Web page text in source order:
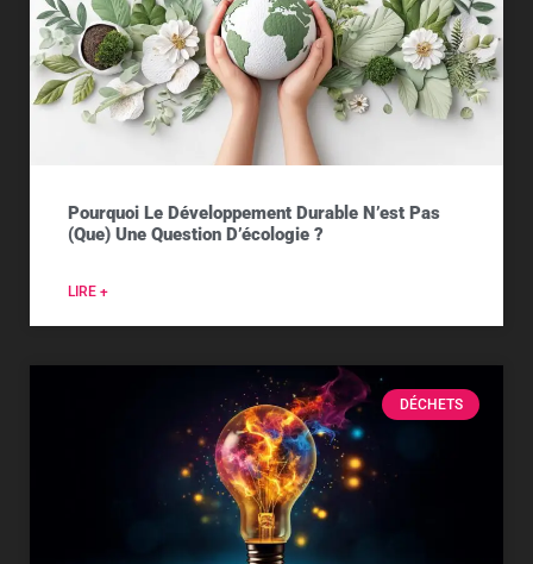
Pourquoi Le Développement Durable N’est Pas
(que) Une Question D’écologie ?
LIRE +
DÉCHETS